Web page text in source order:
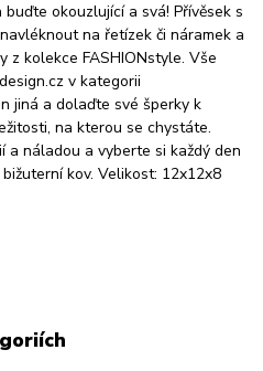
okouzlující a svá! Přívěsek s
na řetízek či náramek a
z kolekce FASHIONstyle. Vše
v kategorii
jiná a dolaďte své šperky k
na kterou se chystáte.
náladou a vyberte si každý den
kov. Velikost: 12x12x8